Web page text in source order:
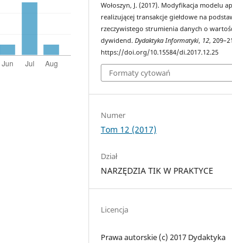
Wołoszyn, J. (2017). Modyfikacja modelu
realizującej transakcje giełdowe na
rzeczywistego strumienia danych o
dywidend.Dydaktyka Informatyki, 12,
https://doi.org/10.15584/di.2017.12.25
Formaty cytowań
Numer
Tom 12 (2017)
Dział
NARZĘDZIA TIK W PRAKTYCE
Licencja
Prawa autorskie (c) 2017 Dydaktyka